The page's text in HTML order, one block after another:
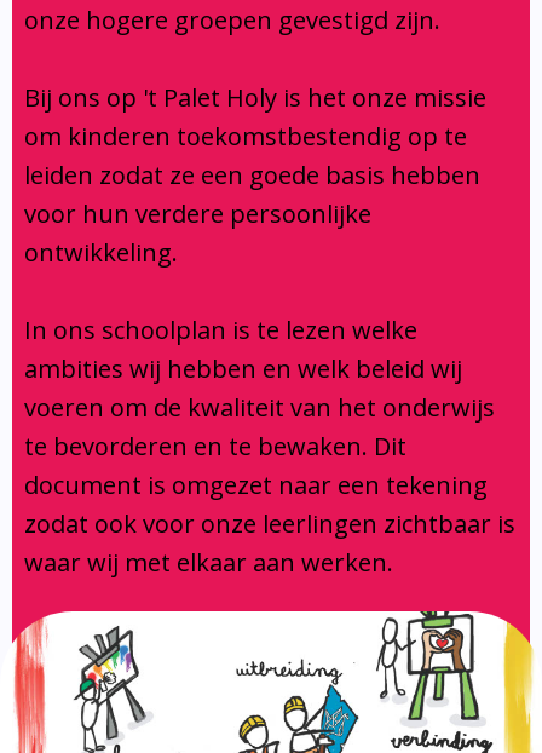
Contact
Verbouwing
Aanmelden
Brugfunctionaris
onze hogere groepen gevestigd zijn.
Bij ons op 't Palet Holy is het onze missie
om kinderen toekomstbestendig op te
leiden zodat ze een goede basis hebben
voor hun verdere persoonlijke
ontwikkeling.
In ons schoolplan is te lezen welke
ambities wij hebben en welk beleid wij
voeren om de kwaliteit van het onderwijs
te bevorderen en te bewaken. Dit
document is omgezet naar een tekening
zodat ook voor onze leerlingen zichtbaar is
waar wij met elkaar aan werken.